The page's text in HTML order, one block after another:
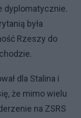
dyplomatycznie.
była
Rzeszy do
dla Stalina i
że mimo wielu
na ZSRS